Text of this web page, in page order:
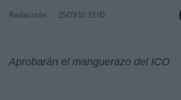
Redacción 25/03/10 23:00
Aprobarán el manguerazo del ICO